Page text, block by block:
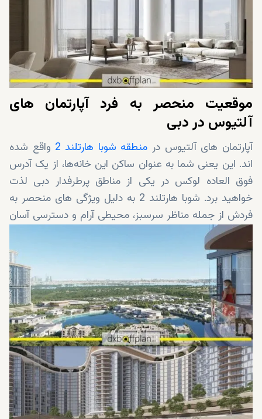
موقعیت منحصر به فرد آپارتمان های
آلتیوس در دبی
آپارتمان های آلتیوس در منطقه شوبا هارتلند 2
واقع شده
اند. این یعنی شما به عنوان ساکن این خانه‌ها، از یک آدرس
فوق العاده لوکس در یکی از مناطق پرطرفدار دبی لذت
خواهید برد. شوبا هارتلند 2 به دلیل ویژگی های منحصر به
فردش از جمله مناظر سرسبز، محیطی آرام و دسترسی آسان
به مناطق کلیدی و جاذبه های دبی، مورد توجه است. املاک
موجود در شوبا هارتلند 2 فقط 15 دقیقه با مرکز شهر دبی
فاصله دارند.